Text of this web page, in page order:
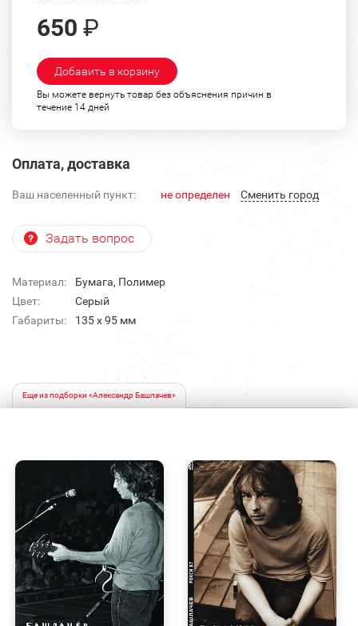
650 ₽
Добавить в корзину
Вы можете вернуть товар без объяснения причин в
течение 14 дней
Оплата, доставка
Ваш населенный пункт: не определен Cменить город
Задать вопрос
Материал:
Бумага, Полимер
Цвет:
Серый
Габариты:
135 х 95 мм
Еще из подборки «Александр Башлачев»